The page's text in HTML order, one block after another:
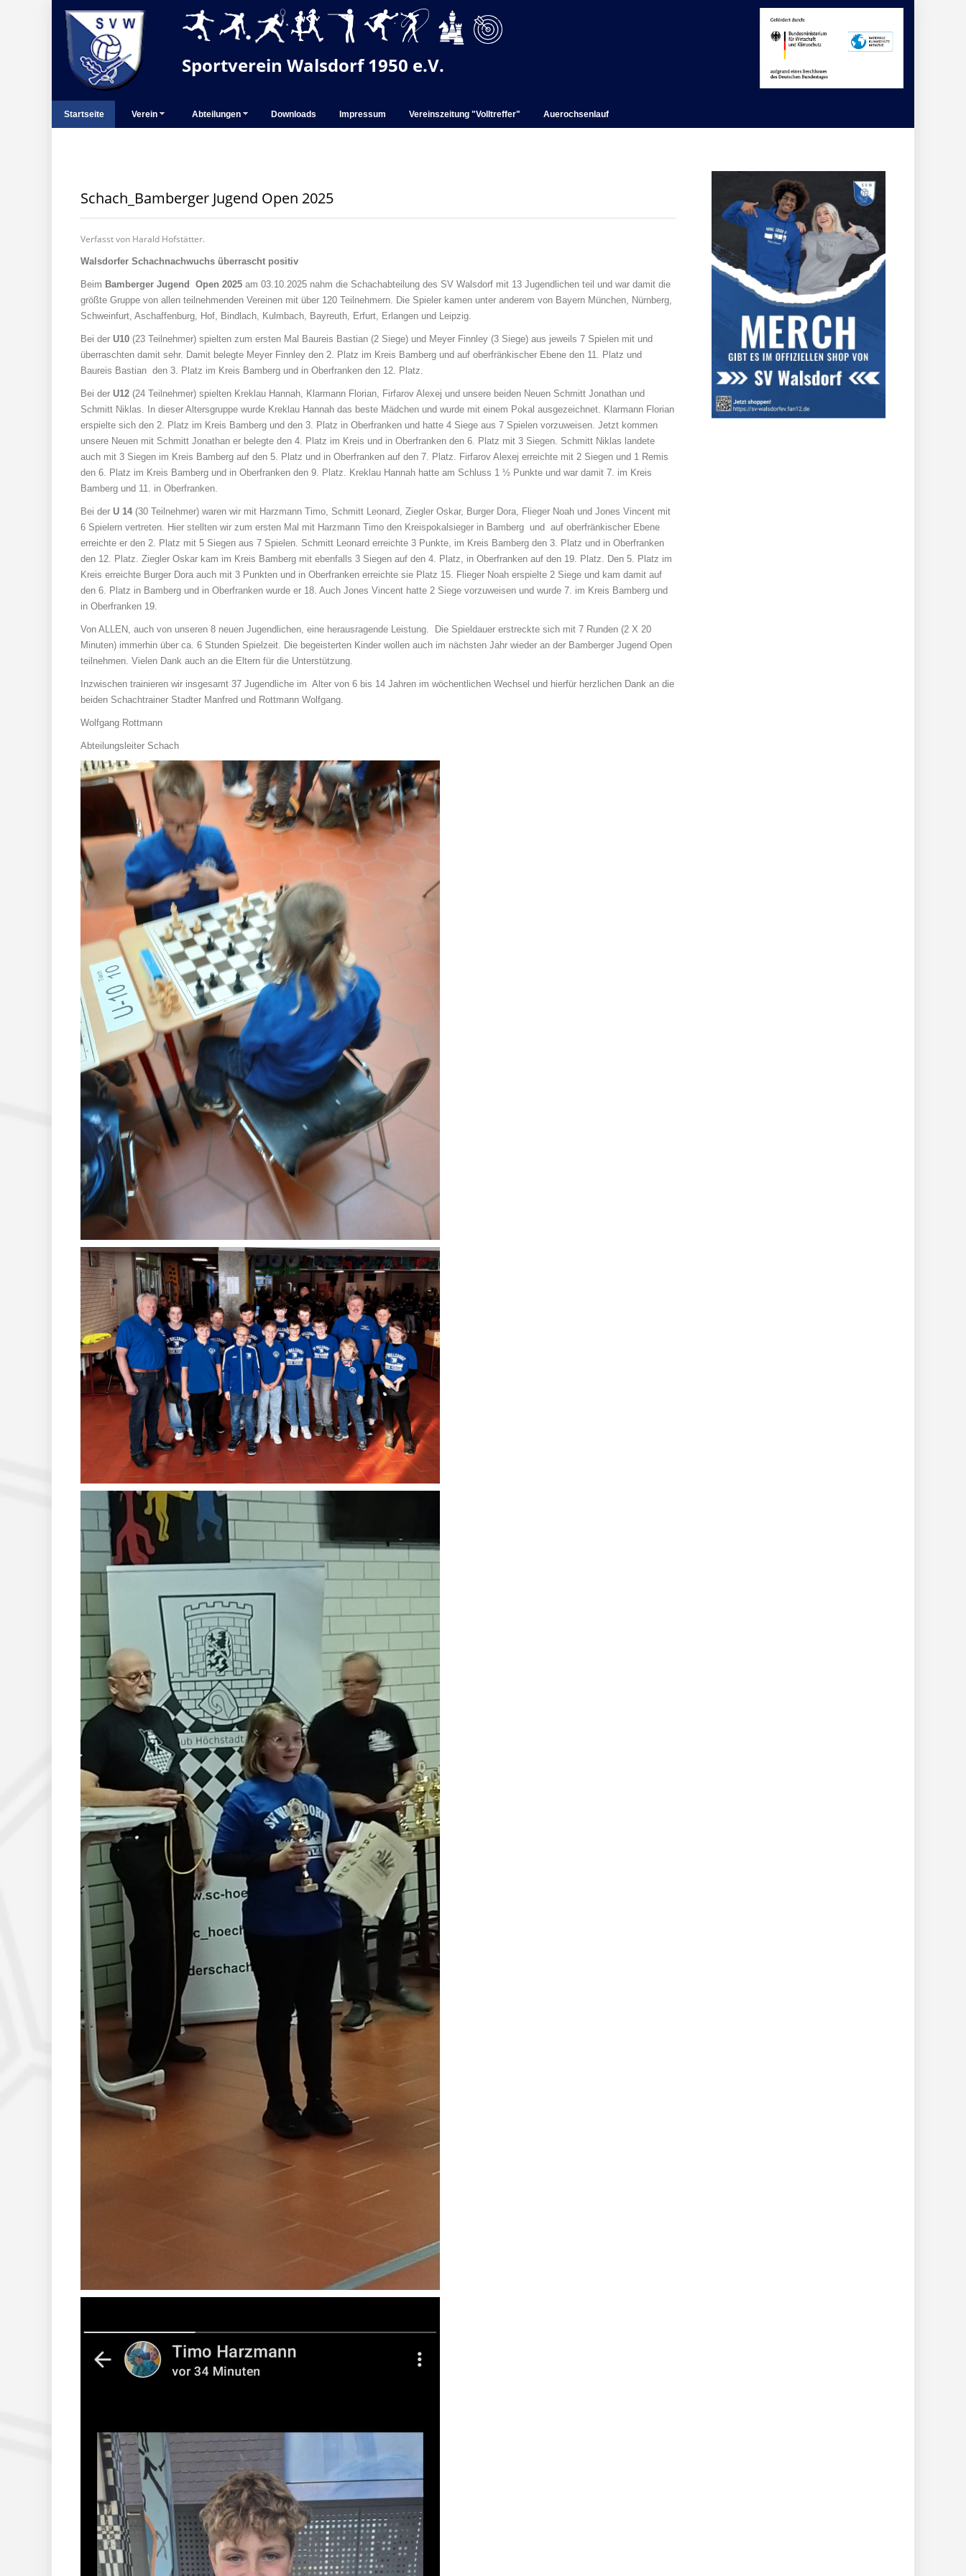
Sportverein Walsdorf 1950 e.V.
Startseite Verein Abteilungen Downloads Impressum Vereinszeitung "Volltreffer" Auerochsenlauf
Schach_Bamberger Jugend Open 2025
Verfasst von Harald Hofstätter.
Walsdorfer Schachnachwuchs überrascht positiv
Beim Bamberger Jugend Open 2025 am 03.10.2025 nahm die Schachabteilung des SV Walsdorf mit 13 Jugendlichen teil und war damit die
größte Gruppe von allen teilnehmenden Vereinen mit über 120 Teilnehmern. Die Spieler kamen unter anderem von Bayern München, Nürnberg,
Schweinfurt, Aschaffenburg, Hof, Bindlach, Kulmbach, Bayreuth, Erfurt, Erlangen und Leipzig.
Bei der U10 (23 Teilnehmer) spielten zum ersten Mal Baureis Bastian (2 Siege) und Meyer Finnley (3 Siege) aus jeweils 7 Spielen mit und
überraschten damit sehr. Damit belegte Meyer Finnley den 2. Platz im Kreis Bamberg und auf oberfränkischer Ebene den 11. Platz und
Baureis Bastian den 3. Platz im Kreis Bamberg und in Oberfranken den 12. Platz.
Bei der U12 (24 Teilnehmer) spielten Kreklau Hannah, Klarmann Florian, Firfarov Alexej und unsere beiden Neuen Schmitt Jonathan und
Schmitt Niklas. In dieser Altersgruppe wurde Kreklau Hannah das beste Mädchen und wurde mit einem Pokal ausgezeichnet. Klarmann Florian
erspielte sich den 2. Platz im Kreis Bamberg und den 3. Platz in Oberfranken und hatte 4 Siege aus 7 Spielen vorzuweisen. Jetzt kommen
unsere Neuen mit Schmitt Jonathan er belegte den 4. Platz im Kreis und in Oberfranken den 6. Platz mit 3 Siegen. Schmitt Niklas landete
auch mit 3 Siegen im Kreis Bamberg auf den 5. Platz und in Oberfranken auf den 7. Platz. Firfarov Alexej erreichte mit 2 Siegen und 1 Remis
den 6. Platz im Kreis Bamberg und in Oberfranken den 9. Platz. Kreklau Hannah hatte am Schluss 1 ½ Punkte und war damit 7. im Kreis
Bamberg und 11. in Oberfranken.
Bei der U 14 (30 Teilnehmer) waren wir mit Harzmann Timo, Schmitt Leonard, Ziegler Oskar, Burger Dora, Flieger Noah und Jones Vincent mit
6 Spielern vertreten. Hier stellten wir zum ersten Mal mit Harzmann Timo den Kreispokalsieger in Bamberg und auf oberfränkischer Ebene
erreichte er den 2. Platz mit 5 Siegen aus 7 Spielen. Schmitt Leonard erreichte 3 Punkte, im Kreis Bamberg den 3. Platz und in Oberfranken
den 12. Platz. Ziegler Oskar kam im Kreis Bamberg mit ebenfalls 3 Siegen auf den 4. Platz, in Oberfranken auf den 19. Platz. Den 5. Platz im
Kreis erreichte Burger Dora auch mit 3 Punkten und in Oberfranken erreichte sie Platz 15. Flieger Noah erspielte 2 Siege und kam damit auf
den 6. Platz in Bamberg und in Oberfranken wurde er 18. Auch Jones Vincent hatte 2 Siege vorzuweisen und wurde 7. im Kreis Bamberg und
in Oberfranken 19.
Von ALLEN, auch von unseren 8 neuen Jugendlichen, eine herausragende Leistung. Die Spieldauer erstreckte sich mit 7 Runden (2 X 20
Minuten) immerhin über ca. 6 Stunden Spielzeit. Die begeisterten Kinder wollen auch im nächsten Jahr wieder an der Bamberger Jugend Open
teilnehmen. Vielen Dank auch an die Eltern für die Unterstützung.
Inzwischen trainieren wir insgesamt 37 Jugendliche im Alter von 6 bis 14 Jahren im wöchentlichen Wechsel und hierfür herzlichen Dank an die
beiden Schachtrainer Stadter Manfred und Rottmann Wolfgang.
Wolfgang Rottmann
Abteilungsleiter Schach